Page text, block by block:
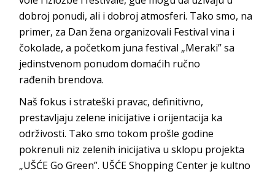
dobroj ponudi, ali i dobroj atmosferi. Tako smo, na
primer, za Dan žena organizovali Festival vina i
čokolade, a početkom juna festival „Meraki” sa
jedinstvenom ponudom domaćih ručno
rađenih brendova.
Naš fokus i strateški pravac, definitivno,
prestavljaju zelene inicijative i orijentacija ka
održivosti. Tako smo tokom prošle godine
pokrenuli niz zelenih inicijativa u sklopu projekta
„UŠĆE Go Green”. UŠĆE Shopping Center je kultno